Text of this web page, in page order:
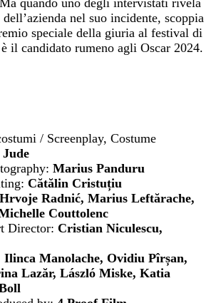
quando uno degli intervistati rivela
nel suo incidente, scoppia
speciale della giuria al festival di
il candidato rumeno agli Oscar 2024.
/ Screenplay, Costume
Marius Panduru
Cătălin Cristuțiu
Hrvoje Radnić, Marius Leftărache,
Couttolenc
Director: Cristian Niculescu,
Ilinca Manolache, Ovidiu Pîrșan,
Lazăr, László Miske, Katia